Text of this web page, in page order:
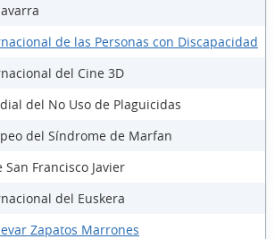
de las Personas con Discapacidad
del Cine 3D
del No Uso de Plaguicidas
del Síndrome de Marfan
San Francisco Javier
del Euskera
Zapatos Marrones